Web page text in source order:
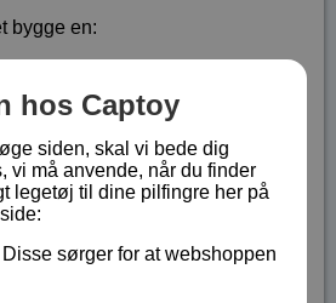
bygge en:
dele og samt en vejledning på
dig hvordan du samler de
hos Captoy
siden, skal vi bede dig
vi må anvende, når du finder
legetøj til dine pilfingre her på
Disse sørger for at webshoppen